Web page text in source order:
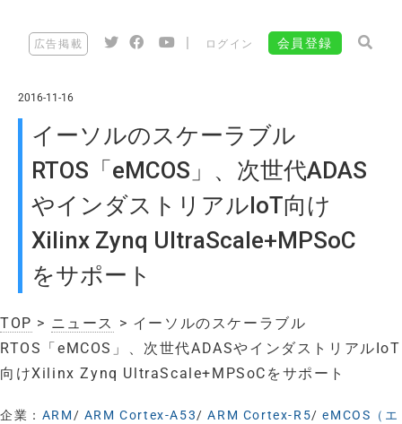
広告掲載 ログイン 会員登録
2016-11-16
イーソルのスケーラブル
RTOS「eMCOS」、次世代ADAS
やインダストリアルIoT向け
Xilinx Zynq UltraScale+MPSoC
をサポート
TOP > ニュース > イーソルのスケーラブル
RTOS「eMCOS」、次世代ADASやインダストリアルIoT
向けXilinx Zynq UltraScale+MPSoCをサポート
企業： ARM/ ARM Cortex-A53/ARM Cortex-R5/eMCOS（エ